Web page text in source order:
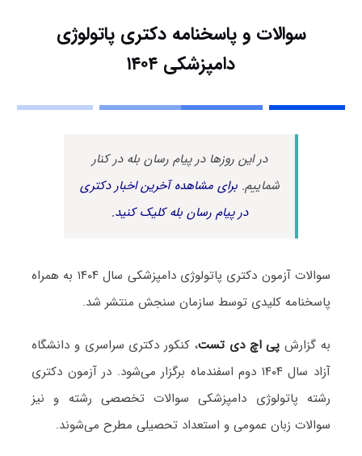
سوالات و پاسخنامه دکتری پاتولوژی
دامپزشکی ۱۴۰۴
در این روزها در پیام رسان بله در کنار
شماییم.برای مشاهده آخرین اخبار دکتری
در پیام رسان بله کلیک کنید.
سوالات آزمون دکتری پاتولوژی دامپزشکی سال ۱۴۰۴ به همراه
پاسخنامه کلیدی توسط سازمان سنجش منتشر شد.
به گزارشپی اچ دی تست، کنکور دکتری سراسری و دانشگاه
آزاد سال ۱۴۰۴ دوم اسفندماه برگزار می‌شود. در آزمون دکتری
رشته پاتولوژی دامپزشکی سوالات تخصصی رشته و نیز
سوالات زبان عمومی و استعداد تحصیلی مطرح می‌شوند.